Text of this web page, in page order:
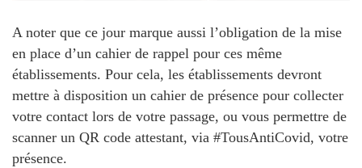
A noter que ce jour marque aussi l’obligation de la mise
en place d’un cahier de rappel pour ces même
établissements. Pour cela, les établissements devront
mettre à disposition un cahier de présence pour collecter
votre contact lors de votre passage, ou vous permettre de
scanner un QR code attestant, via #TousAntiCovid, votre
présence.